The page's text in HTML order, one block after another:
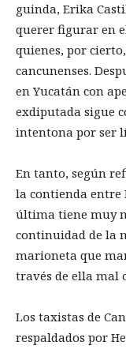
guinda, Erika
querer figurar en
quienes, por
cancunenses.
en Yucatán con
exdiputada sigue
intentona por ser
En tanto, según
la contienda entre
última tiene muy
continuidad de la
marioneta que
través de ella mal
Los taxistas de
respaldados por